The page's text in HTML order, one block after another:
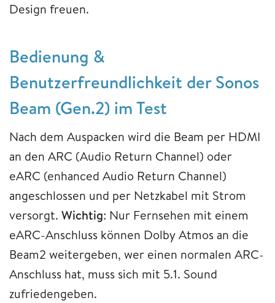
Design freuen.
Bedienung &
Benutzerfreundlichkeit der Sonos
Beam (Gen.2) im Test
Nach dem Auspacken wird die Beam per HDMI
an den ARC (Audio Return Channel) oder
eARC (enhanced Audio Return Channel)
angeschlossen und per Netzkabel mit Strom
versorgt. Wichtig: Nur Fernsehen mit einem
eARC-Anschluss können Dolby Atmos an die
Beam2 weitergeben, wer einen normalen ARC-
Anschluss hat, muss sich mit 5.1. Sound
zufriedengeben.